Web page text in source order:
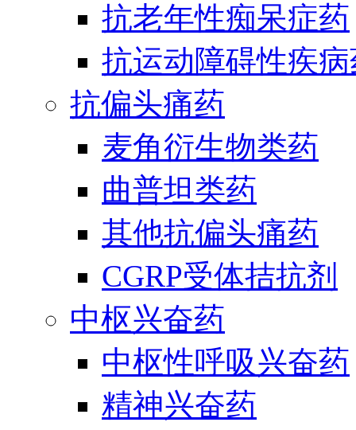
抗老年性痴呆症药
抗运动障碍性疾
抗偏头痛药
麦角衍生物类药
曲普坦类药
其他抗偏头痛药
CGRP受体拮抗剂
中枢兴奋药
中枢性呼吸兴奋药
精神兴奋药